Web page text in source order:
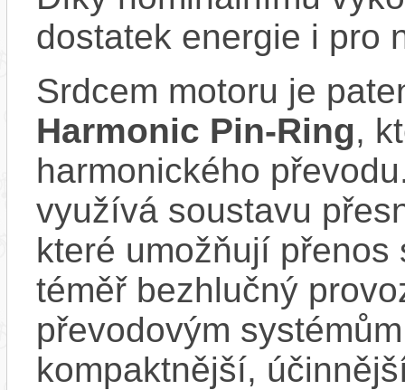
dostatek energie i pro
Srdcem motoru je
Harmonic Pin-Ring,
harmonického
využívá soustavu
které umožňují
téměř bezhlučný
převodovým
kompaktnější,